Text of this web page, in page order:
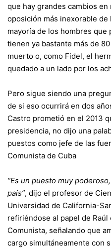
que hay grandes cambios en
oposición más inexorable de
mayoría de los hombres
tienen ya bastante más de
muerto o, como Fidel, el
quedado a un lado por los
Pero sigue siendo una
de si eso ocurrirá en dos
Castro prometió en el 2013
presidencia, no dijo una
puestos como jefe de las
Comunista de Cuba
“Es un puesto muy
país”, dijo el profesor de
Universidad de California-
refiriéndose al papel de
Comunista, señalando que
cargo simultáneamente con